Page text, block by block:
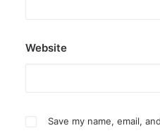
Website
Save my name, email,